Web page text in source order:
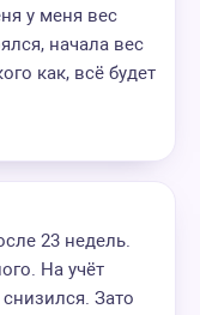
у меня вес
начала вес
как, всё будет
23 недель.
На учёт
Зато